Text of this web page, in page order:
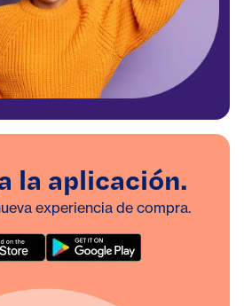
la aplicación.
experiencia de compra.